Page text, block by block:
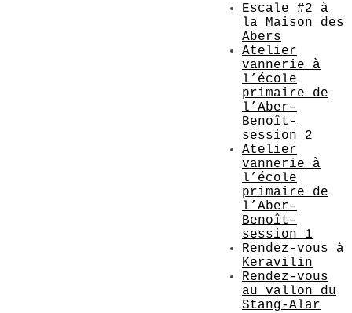
Escale #2 à
la Maison des
Abers
Atelier
vannerie à
l’école
primaire de
l’Aber-
Benoît-
session 2
Atelier
vannerie à
l’école
primaire de
l’Aber-
Benoît-
session 1
Rendez-vous à
Keravilin
Rendez-vous
au vallon du
Stang-Alar